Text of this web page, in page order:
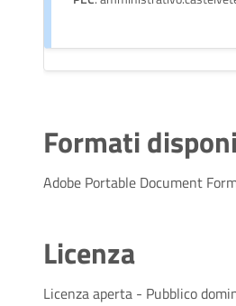
Formati
Adobe Portable Document
Licenza
Licenza aperta - Pubblico